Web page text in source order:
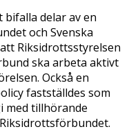
delar av en
och Svenska
Riksidrottsstyrelsen
ska arbeta aktivt
Också en
fastställdes som
med tillhörande